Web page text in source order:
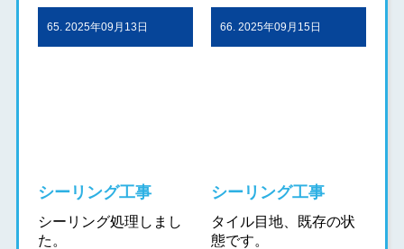
65. 2025年09月13日
シーリング工事
シーリング処理しまし
た。
66. 2025年09月15日
シーリング工事
タイル目地、既存の状
態です。